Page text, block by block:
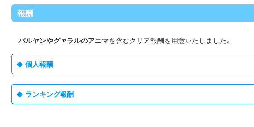
報酬
パルヤンやグァラルのアニマを含むクリア報酬を用意いたしました。
個人報酬
ランキング報酬